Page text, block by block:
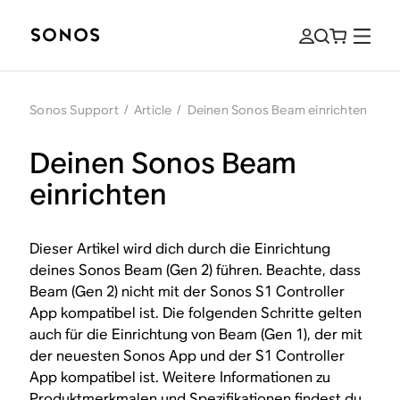
Sonos Support / Article / Deinen Sonos Beam einrichten
Deinen Sonos Beam
einrichten
Dieser Artikel wird dich durch die Einrichtung
deines Sonos Beam (Gen 2) führen. Beachte, dass
Beam (Gen 2) nicht mit der Sonos S1 Controller
App kompatibel ist. Die folgenden Schritte gelten
auch für die Einrichtung von Beam (Gen 1), der mit
der neuesten Sonos App und der S1 Controller
App kompatibel ist. Weitere Informationen zu